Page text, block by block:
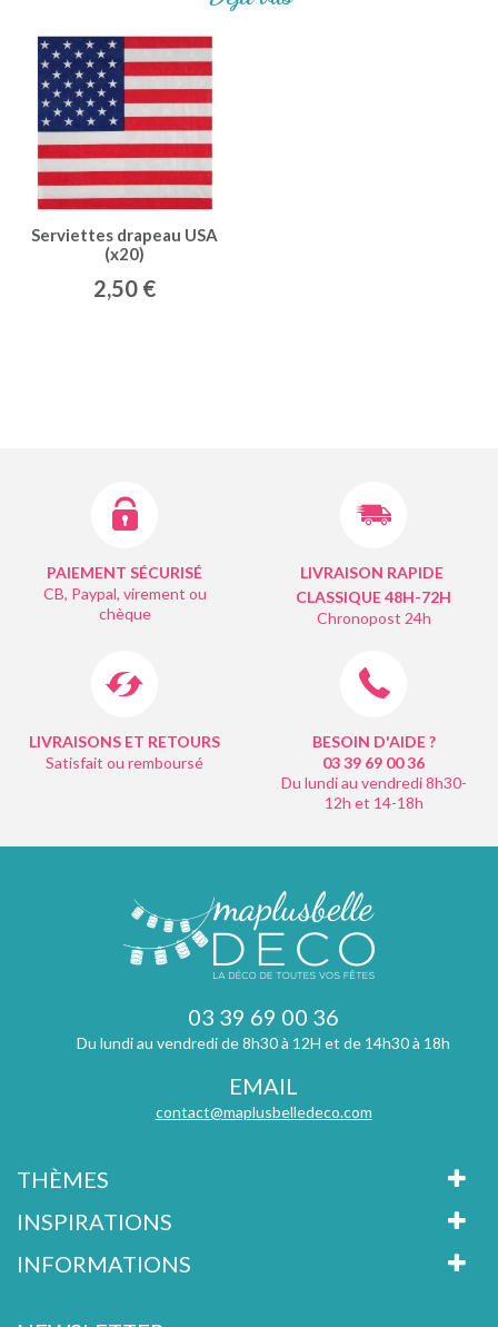
Serviettes drapeau USA
(x20)
2,50 €
PAIEMENT SÉCURISÉ
CB, Paypal, virement ou
chèque
LIVRAISON RAPIDE
CLASSIQUE 48H-72H
Chronopost 24h
LIVRAISONS ET RETOURS
Satisfait ou remboursé
BESOIN D'AIDE ?
03 39 69 0036
Du lundi au vendredi 8h30-
12h et 14-18h
03 39 69 00 36
Du lundi au vendredi de 8h30 à 12H et de 14h30 à 18h
EMAIL
contact@maplusbelledeco.com
THÈMES
INSPIRATIONS
INFORMATIONS